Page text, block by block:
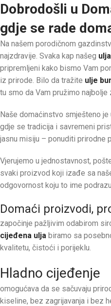
Dobrodošli u
gdje se rade
Na našem porodičnom
najzdravije. Svaka kap našeg ulja
pripremljeni kako bismo Vam
iz prirode. Bilo da tražite ulje
tu smo da Vam pružimo najbolje
Naše domaćinstvo smješteno
gdje se tradicija i savremeni
jasnu misiju – ponuditi prirodne
Vjerujemo u jednostavnost,
svaki proizvod koji izađe sa
odgovornost koju to ime
Domaći proizvodi,
započinje pažljivim odabirom
cijeđena ulja biramo sa
kvalitetu, čistoći i porijeklu.
Hladno cijeđenje
omogućava da se sačuvaju
kiseline, bez zagrijavanja i bez